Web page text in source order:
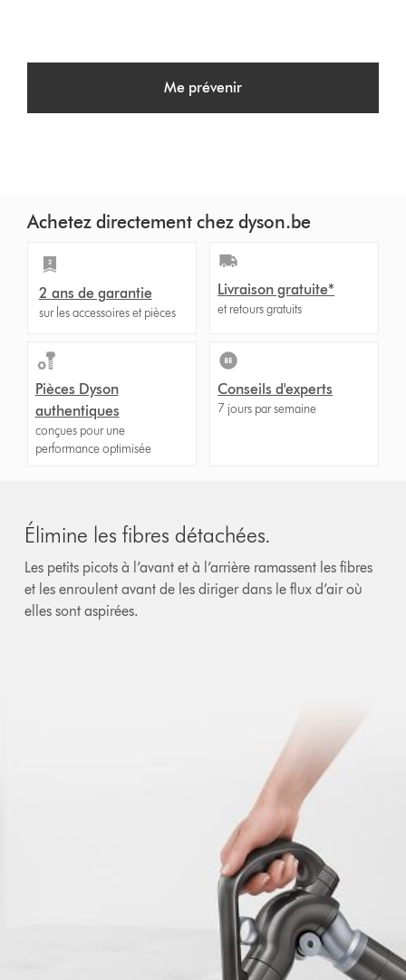
Me prévenir
Achetez directement chez dyson.be
2 ans de garantie
sur les accessoires et pièces
Livraison gratuite*
et retours gratuits
Pièces Dyson
authentiques
conçues pour une
performance optimisée
Conseils d'experts
7 jours par semaine
Élimine les fibres détachées.
Les petits picots à l’avant et à l’arrière ramassent les fibres
et les enroulent avant de les diriger dans le flux d’air où
elles sont aspirées.